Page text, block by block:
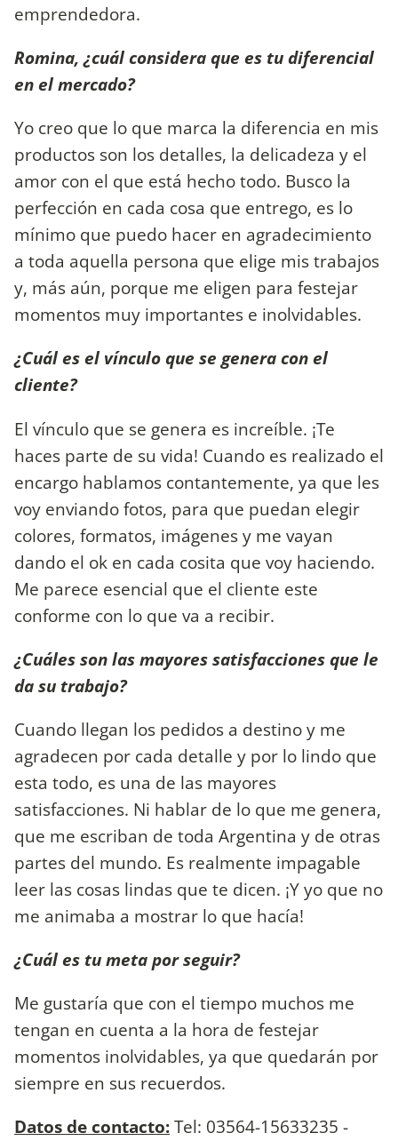
emprendedora.
Romina, ¿cuál considera que es tu diferencial
en el mercado?
Yo creo que lo que marca la diferencia en mis
productos son los detalles, la delicadeza y el
amor con el que está hecho todo. Busco la
perfección en cada cosa que entrego, es lo
mínimo que puedo hacer en agradecimiento
a toda aquella persona que elige mis trabajos
y, más aún, porque me eligen para festejar
momentos muy importantes e inolvidables.
¿Cuál es el vínculo que se genera con el
cliente?
El vínculo que se genera es increíble. ¡Te
haces parte de su vida! Cuando es realizado el
encargo hablamos contantemente, ya que les
voy enviando fotos, para que puedan elegir
colores, formatos, imágenes y me vayan
dando el ok en cada cosita que voy haciendo.
Me parece esencial que el cliente este
conforme con lo que va a recibir.
¿Cuáles son las mayores satisfacciones que le
da su trabajo?
Cuando llegan los pedidos a destino y me
agradecen por cada detalle y por lo lindo que
esta todo, es una de las mayores
satisfacciones. Ni hablar de lo que me genera,
que me escriban de toda Argentina y de otras
partes del mundo. Es realmente impagable
leer las cosas lindas que te dicen. ¡Y yo que no
me animaba a mostrar lo que hacía!
¿Cuál es tu meta por seguir?
Me gustaría que con el tiempo muchos me
tengan en cuenta a la hora de festejar
momentos inolvidables, ya que quedarán por
siempre en sus recuerdos.
Datos de contacto:Tel: 03564-15633235 -